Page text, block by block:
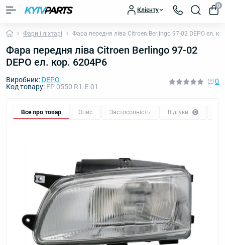
Клієнту
0
Фари і ліхтарі Фара передня ліва Citroen Berlingo 97-02 DEPO ел.
Фара передня ліва Citroen Berlingo 97-02
DEPO ел. кор. 6204P6
Виробник: DEPO
Код товару: FP 0550 R1-E-01
0
Все про товар Опис Застосовність Відгуки 0